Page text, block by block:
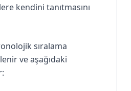
kendini tanıtmasını
sıralama
ve aşağıdaki